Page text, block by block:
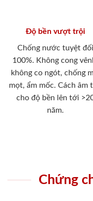
Độ bền vượt trội
Chống nước tuyệt đối
100%. Không cong
không co ngót, chống
mọt, ẩm mốc. Cách âm
cho độ bền lên tới
năm.
Chứng